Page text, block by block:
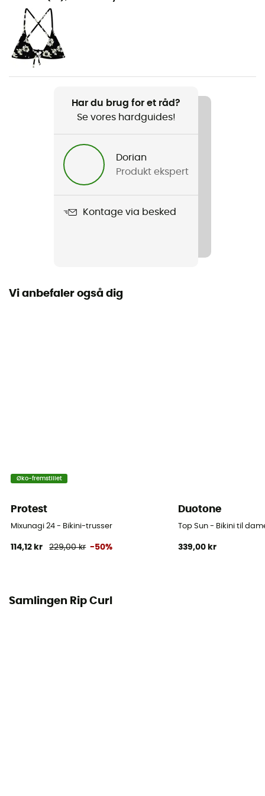
Vandsport
Køn
Dame
Produkt
86 % polyamide 14 % élasthanne
Har du brug for et råd?
Se vores hardguides!
Dorian
Produkt ekspert
Kontage via besked
Vi anbefaler også dig
Øko-fremstillet
Protest
Mixunagi 24 - Bikini-trusser
114,12 kr 229,00 kr -50%
Duotone
Top Sun - Bikini til
339,00 kr
Samlingen Rip Curl